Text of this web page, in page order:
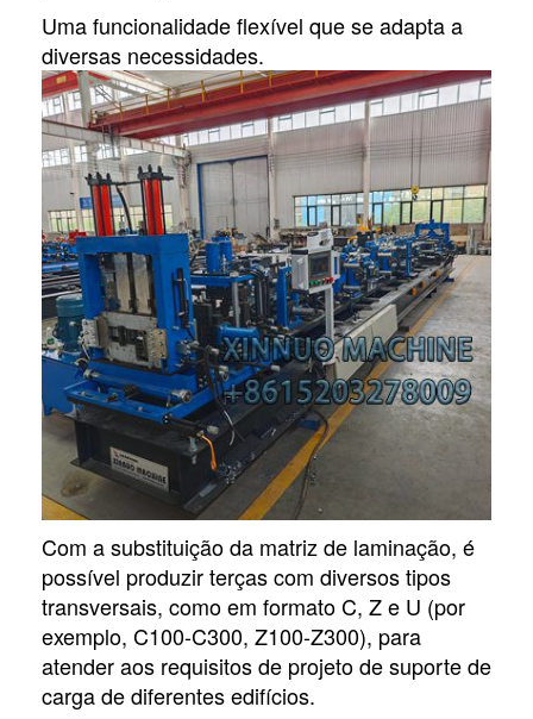
Uma funcionalidade flexível que se adapta a
diversas necessidades.
Com a substituição da matriz de laminação, é
possível produzir terças com diversos tipos
transversais, como em formato C, Z e U (por
exemplo, C100-C300, Z100-Z300), para
atender aos requisitos de projeto de suporte de
carga de diferentes edifícios.